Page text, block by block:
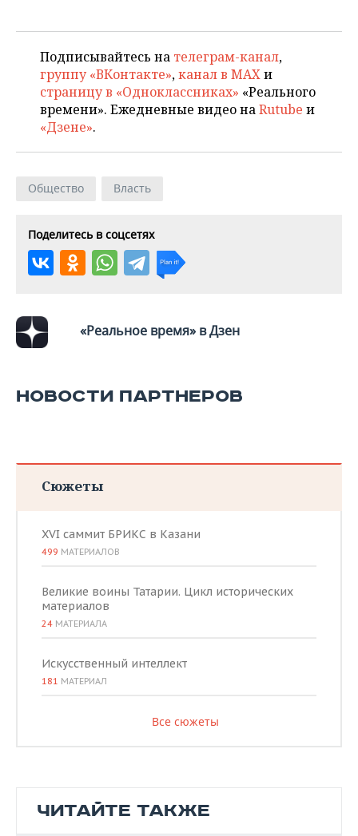
ХОККЕЙ С МЯЧОМ
ПРОИСШЕСТВИЯ
Подписывайтесь на телеграм-канал,
группу «ВКонтакте»,канал в MAXи
страницу в «Одноклассниках» «Реального
времени». Ежедневные видео наRutube и
«Дзене».
Общество Власть
Поделитесь в соцсетях
«Реальное время» в Дзен
НОВОСТИ ПАРТНЕРОВ
Сюжеты
XVI саммит БРИКС в Казани
499 МАТЕРИАЛОВ
Великие воины Татарии. Цикл исторических
материалов
24 МАТЕРИАЛА
Искусственный интеллект
181 МАТЕРИАЛ
Все сюжеты
ЧИТАЙТЕ ТАКЖЕ